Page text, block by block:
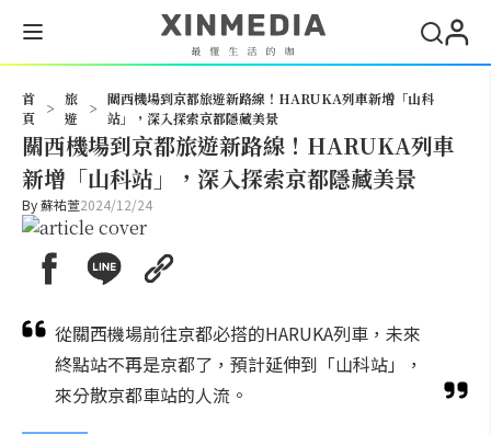
首
頁
>
旅
遊
>
關西機場到京都旅遊新路線！HARUKA列車新增「山科
站」，深入探索京都隱藏美景
關西機場到京都旅遊新路線！HARUKA列車
新增「山科站」，深入探索京都隱藏美景
By蘇祐萱2024/12/24
從關西機場前往京都必搭的HARUKA列車，未來
終點站不再是京都了，預計延伸到「山科站」，
來分散京都車站的人流。